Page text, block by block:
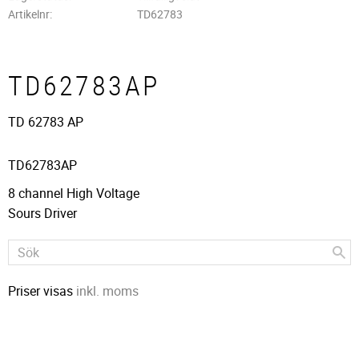
Artikelnr
TD62783
TD62783AP
TD 62783 AP
TD62783AP
8 channel High Voltage
Sours Driver
Priser visas inkl. moms